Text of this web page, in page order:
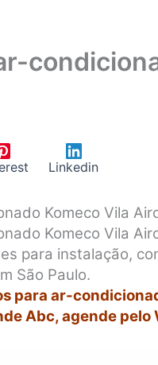
Linkedin
Komeco Vila
Komeco Vila
para instalação,
São Paulo.
para ar-
Abc, agende